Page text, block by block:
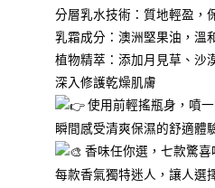
分層乳水技術：質地輕盈，
乳霜成分：澳洲堅果油，溫
植物精萃：添加月見草、沙
深入修護乾燥肌膚
使用前輕搖瓶身，噴一
瞬間感受清爽保濕的舒適體
香味任你選，七款驚喜
每款香氣獨特迷人，讓人選